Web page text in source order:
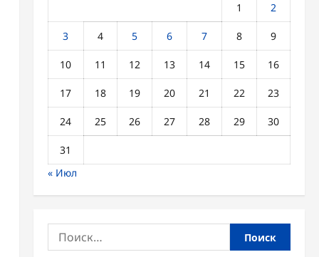
1 2
3 4 5 6 7 8 9
10 11 12 13 14 15 16
17 18 19 20 21 22 23
24 25 26 27 28 29 30
31
« Июл
Найти: